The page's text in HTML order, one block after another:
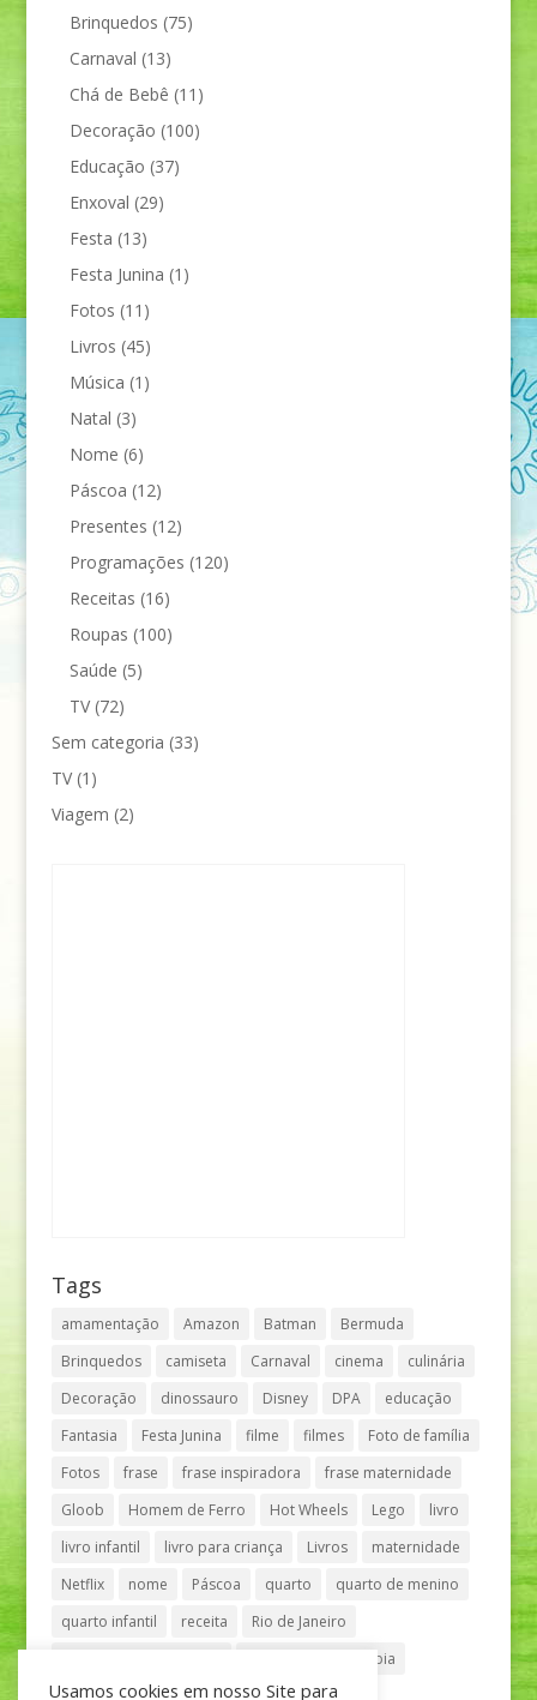
Brinquedos (75)
Carnaval (13)
Chá de Bebê (11)
Decoração (100)
Educação (37)
Enxoval (29)
Festa (13)
Festa Junina (1)
Fotos (11)
Livros (45)
Música (1)
Natal (3)
Nome (6)
Páscoa (12)
Presentes (12)
Programações (120)
Receitas (16)
Roupas (100)
Saúde (5)
TV(72)
Sem categoria (33)
TV(1)
Viagem (2)
Tags
amamentação Amazon Batman
Bermuda
Brinquedos
camiseta Carnaval cinema
culinária
Decoração
dinossauro Disney DPA
educação
Fantasia
Festa Junina filme filmes
Foto de família
Fotos
frase frase inspiradora
frase maternidade
Gloob
Homem de Ferro Hot Wheels Lego
livro
livro infantil
livro para criança Livros
maternidade
Netflix
nome Páscoa quarto
quarto de menino
quarto infantil
receita
Rio de Janeiro
Shopping Vila Olímpia
Usamos cookies em nosso Site para